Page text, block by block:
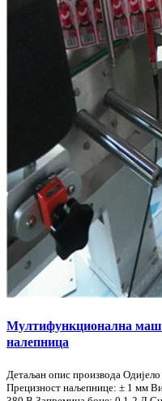
Мултифункционална
налепница
Детаљан опис производа
Прецизност наљепнице: ± 1 мм